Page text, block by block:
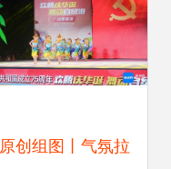
原创组图丨气氛拉